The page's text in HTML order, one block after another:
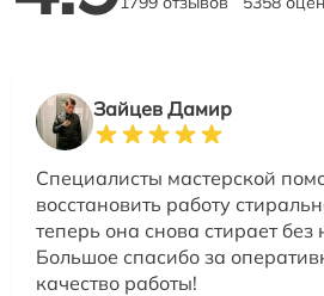
Зайцев Дамир
Специалисты мастерской
восстановить работу
теперь она снова стирает
Большое спасибо за
качество работы!